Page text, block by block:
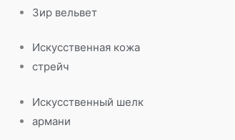
Зир вельвет
Искусственная кожа
стрейч
Искусственный шелк
армани